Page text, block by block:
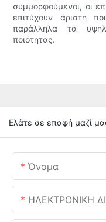
συμμορφούμενοι, οι
επιτύχουν άριστη
παράλληλα τα
ποιότητας.
Ελάτε σε επαφή μαζί
Όνομα
ΗΛΕΚΤΡΟΝΙΚΗ